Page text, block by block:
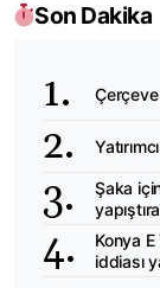
Son Dakika
Şaka
Konya
iddiası